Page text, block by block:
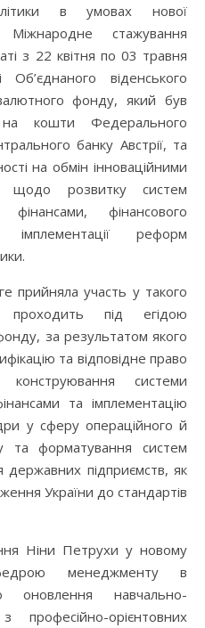
в умовах нової
Міжнародне стажування
з 22 квітня по 03 травня
віденського
фонду, який був
кошти Федерального
банку Австрії, та
на обмін інноваційними
щодо розвитку систем
фінансового
реформ
прийняла участь у такого
під егідою
за результатом якого
та відповідне право
системи
та імплементацію
у сферу операційного й
та форматування систем
державних підприємств, як
України до стандартів
Ніни Петрухи у новому
менеджменту в
оновлення навчально-
професійно-орієнтовних